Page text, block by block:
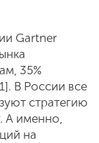
Gartner
35%
В России все
стратегию
А именно,
на